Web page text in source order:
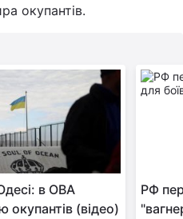
окупантів.
в ОВА
окупантів (відео)
РФ